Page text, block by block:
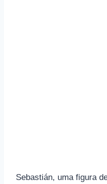
Sebastián, uma figura